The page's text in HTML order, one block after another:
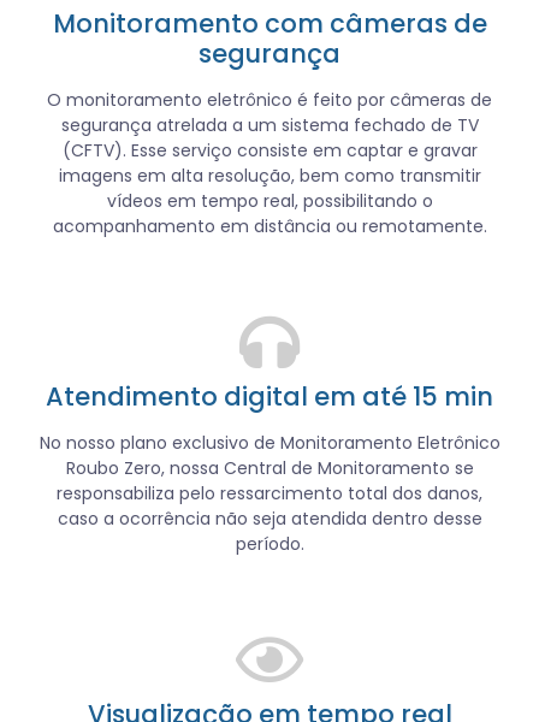
Monitoramento com câmeras de
segurança
O monitoramento eletrônico é feito por câmeras de
segurança atrelada a um sistema fechado de TV
(CFTV). Esse serviço consiste em captar e gravar
imagens em alta resolução, bem como transmitir
vídeos em tempo real, possibilitando o
acompanhamento em distância ou remotamente.
Atendimento digital em até 15 min
No nosso plano exclusivo de Monitoramento Eletrônico
Roubo Zero, nossa Central de Monitoramento se
responsabiliza pelo ressarcimento total dos danos,
caso a ocorrência não seja atendida dentro desse
período.
Visualização em tempo real